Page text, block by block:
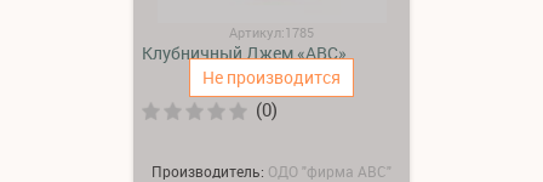
Не производится
Артикул:1785
Клубничный Джем «АВС»
(0)
Производитель: ОДО "фирма АВС"